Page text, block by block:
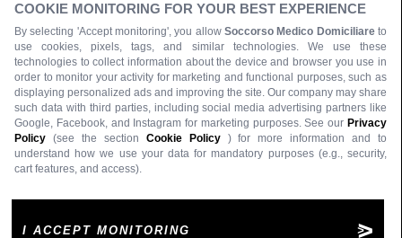
COOKIE MONITORING FOR YOUR BEST EXPERIENCE
By selecting 'Accept monitoring', you allow Soccorso Medico Domiciliare to
use cookies, pixels, tags, and similar technologies. We use these
technologies to collect information about the device and browser you use in
order to monitor your activity for marketing and functional purposes, such as
displaying personalized ads and improving the site. Our company may share
such data with third parties, including social media advertising partners like
Google, Facebook, and Instagram for marketing purposes. See our Privacy
Policy (see the section Cookie Policy
) for more information and to
understand how we use your data for mandatory purposes (e.g., security,
cart features, and access).
I ACCEPT MONITORING